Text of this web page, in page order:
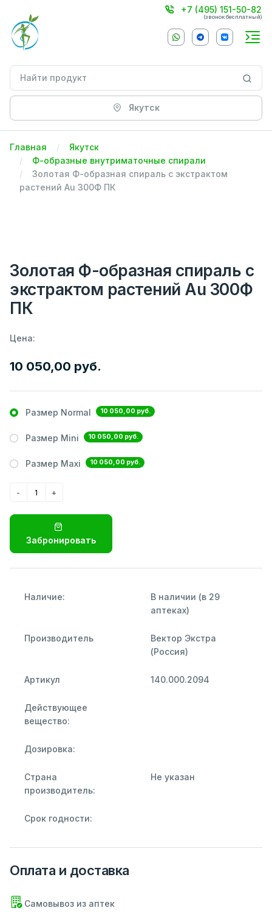
+7 (495) 151-50-82
(звонок бесплатный)
Якутск
Главная
Якутск
Ф-образные внутриматочные спирали
Золотая Ф-образная спираль с экстрактом
растений Аu 300Ф ПК
Золотая Ф-образная спираль с
экстрактом растений Аu 300Ф
ПК
Цена:
10 050,00 руб.
Размер Normal 10 050,00 руб.
Размер Mini 10 050,00 руб.
Размер Maxi 10 050,00 руб.
Забронировать
Наличие:
В наличии (в 29
аптеках)
Производитель
Вектор Экстра
(Россия)
Артикул 140.000.2094
Действующее
вещество:
Дозировка:
Страна
производитель:
Не указан
Срок годности:
Оплата и доставка
Самовывоз из аптек